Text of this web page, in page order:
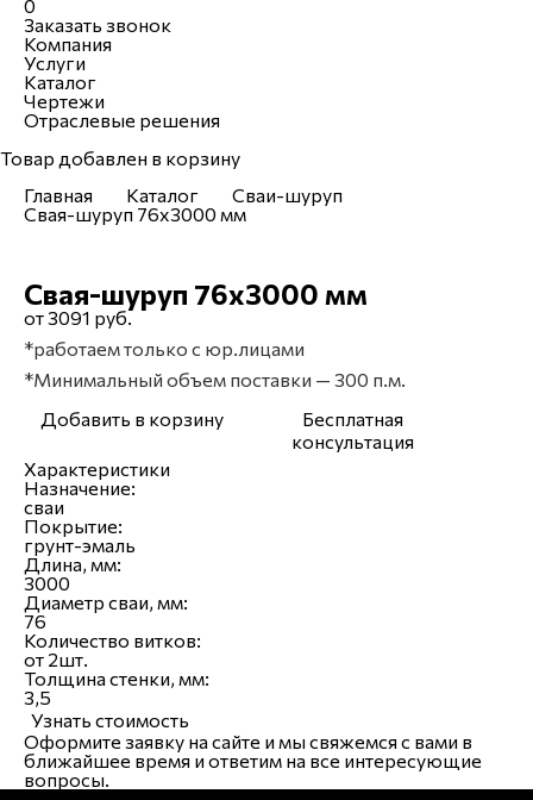
0
Заказать звонок
Компания
Услуги
Каталог
Чертежи
Отраслевые решения
Товар добавлен в корзину
Главная
Каталог
Сваи-шуруп
Свая-шуруп 76х3000 мм
Свая-шуруп 76х3000 мм
от 3091 руб.
*работаем только с юр.лицами
*Минимальный объем поставки — 300 п.м.
Добавить в корзину
Бесплатная
консультация
Характеристики
Назначение:
сваи
Покрытие:
грунт-эмаль
Длина, мм:
3000
Диаметр сваи, мм:
76
Количество витков:
от 2шт.
Толщина стенки, мм:
3,5
Узнать стоимость
Оформите заявку на сайте и мы свяжемся с вами в
ближайшее время и ответим на все интересующие
вопросы.